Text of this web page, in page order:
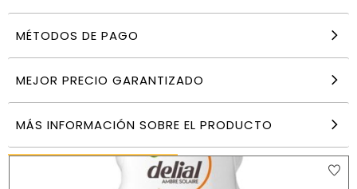
MÉTODOS DE PAGO
MEJOR PRECIO GARANTIZADO
MÁS INFORMACIÓN SOBRE EL PRODUCTO
Rosa Mosqueta Spf 50+
7,99€
AÑADIR
PRODUCTOS SIMILARES